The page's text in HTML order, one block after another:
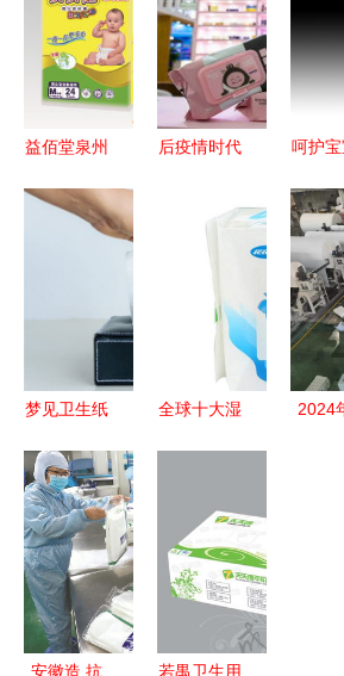
益佰堂泉州
品与医疗用
后疫情时代
业的涅槃与
重塑 2024
展望
呵护
A+实
家解
质优
裤
梦见卫生纸
清理与新生
全球十大湿
子的湿巾好
2024
安徽造 抗 若禺卫生用